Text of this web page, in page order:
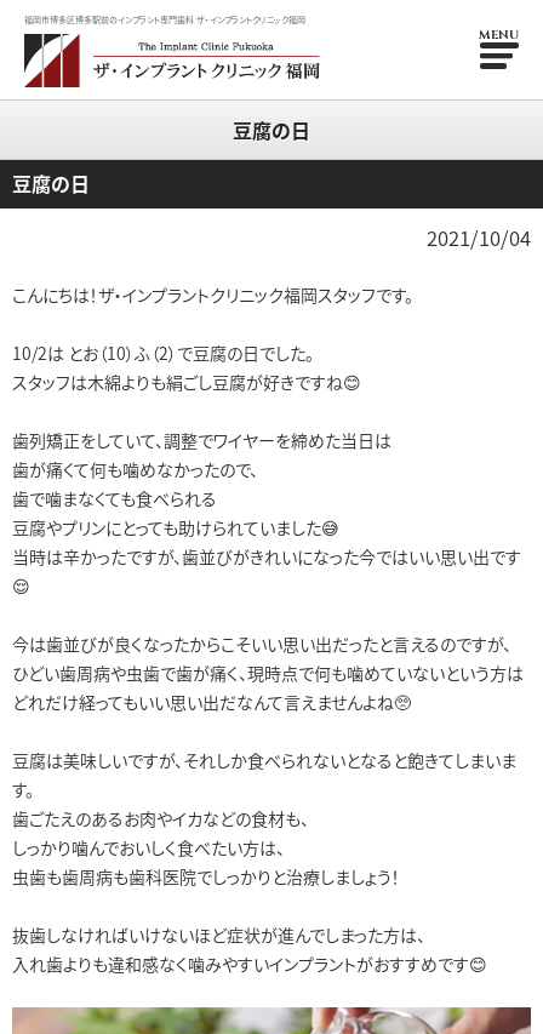
福岡市博多区博多駅前のインプラント専門歯科 ザ・インプラントクリニック福岡
MENU
豆腐の日
豆腐の日
2021/10/04
こんにちは！ザ・インプラントクリニック福岡スタッフです。
10/2は とお（10）ふ（2）で豆腐の日でした。
スタッフは木綿よりも絹ごし豆腐が好きですね😊
歯列矯正をしていて、調整でワイヤーを締めた当日は
歯が痛くて何も噛めなかったので、
歯で噛まなくても食べられる
豆腐やプリンにとっても助けられていました😅
当時は辛かったですが、歯並びがきれいになった今ではいい思い出です
😌
今は歯並びが良くなったからこそいい思い出だったと言えるのですが、
ひどい歯周病や虫歯で歯が痛く、現時点で何も噛めていないという方は
どれだけ経ってもいい思い出だなんて言えませんよね🥺
豆腐は美味しいですが、それしか食べられないとなると飽きてしまいま
す。
歯ごたえのあるお肉やイカなどの食材も、
しっかり噛んでおいしく食べたい方は、
虫歯も歯周病も歯科医院でしっかりと治療しましょう！
抜歯しなければいけないほど症状が進んでしまった方は、
入れ歯よりも違和感なく噛みやすいインプラントがおすすめです😊